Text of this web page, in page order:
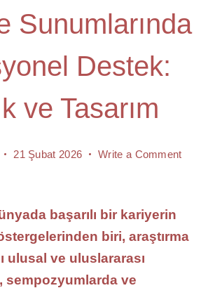
Sunumlarında
Destek:
ve Tasarım
21 Şubat 2026 Write a Commenton
başarılı bir kariyerin
biri, araştırma
ulusal ve uluslararası
sempozyumlarda ve